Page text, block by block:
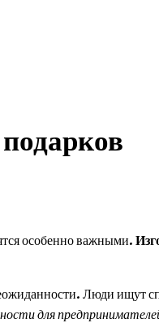
особенно важными.
Люди ищут
для